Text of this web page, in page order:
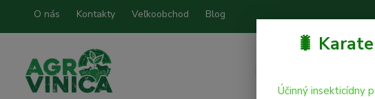
O nás Kontakty Veľkoobchod Blog
🐛
Účinný insekticídny